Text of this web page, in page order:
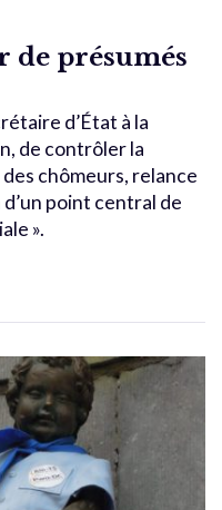
de présumés
d’État à la
de contrôler la
chômeurs, relance
point central de
».